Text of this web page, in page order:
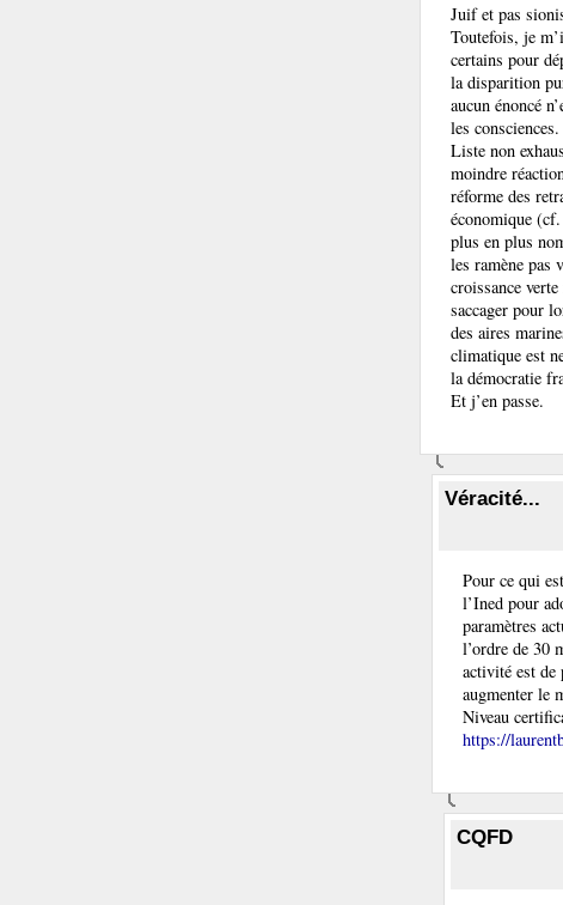
Juif et pas
Toutefois, je
certains pour
la disparition
aucun énoncé
les consciences.
Liste non
moindre
réforme des
économique
plus en plus
les ramène pas
croissance
saccager pour
des aires
climatique est
la démocratie
Et j’en passe.
Véracité...
Pour ce qui
l’Ined pour
paramètres
l’ordre de 30
activité est de
augmenter le
Niveau
https://
CQFD